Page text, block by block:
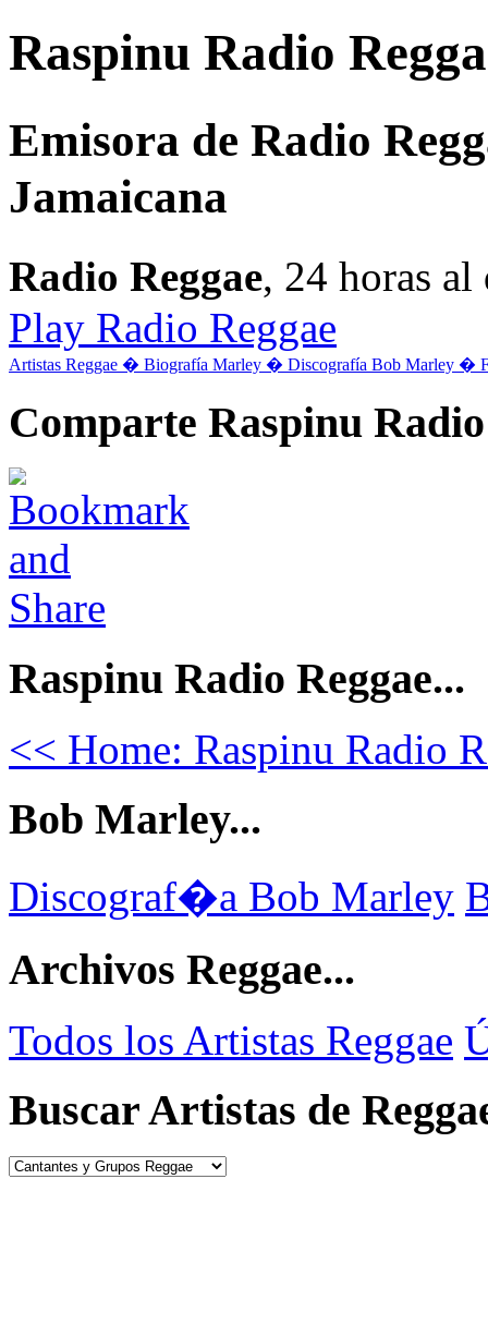
Raspinu Radio
Emisora de Radio
Jamaicana
Radio Reggae, 24 horas
Play Radio Reggae
Artistas Reggae � Biografía Marley � Discografía Bob Marley �
Comparte Raspinu
Raspinu Radio Reggae...
<< Home: Raspinu Radio
Bob Marley...
Discograf�a Bob Marley
Archivos Reggae...
Todos los Artistas Reggae
Buscar Artistas de